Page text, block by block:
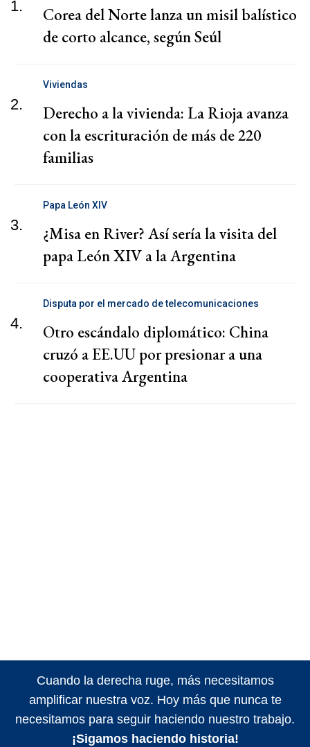
1.
Corea del Norte lanza un misil balístico
de corto alcance, según Seúl
2.
Viviendas
Derecho a la vivienda: La Rioja avanza
con la escrituración de más de 220
familias
3.
Papa León XIV
¿Misa en River? Así sería la visita del
papa León XIV a la Argentina
4.
Disputa por el mercado de telecomunicaciones
Otro escándalo diplomático: China
cruzó a EE.UU por presionar a una
cooperativa Argentina
Cuando la derecha ruge, más necesitamos
amplificar nuestra voz. Hoy más que nunca te
necesitamos para seguir haciendo nuestro trabajo.
¡Sigamos haciendo historia!